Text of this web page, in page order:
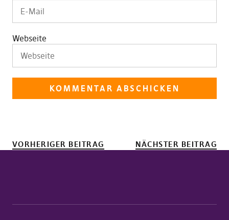
Webseite
VORHERIGER BEITRAG NÄCHSTER BEITRAG